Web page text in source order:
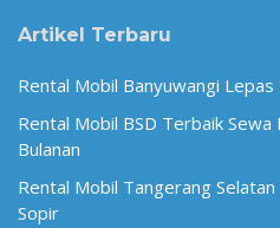
Artikel Terbaru
Rental Mobil Banyuwangi
Rental Mobil BSD Terbaik
Bulanan
Rental Mobil Tangerang
Sopir